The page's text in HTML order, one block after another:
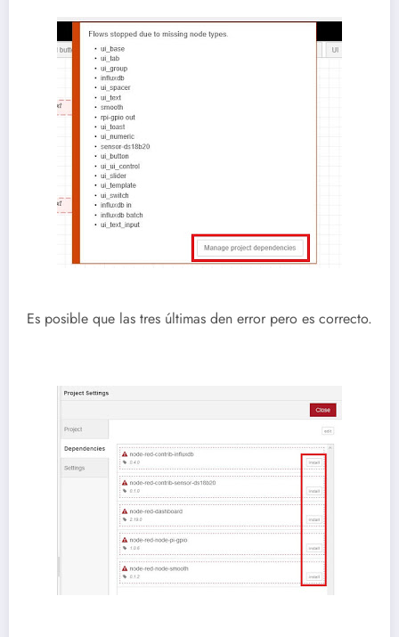
Es posible que las tres últimas den error pero es correcto.